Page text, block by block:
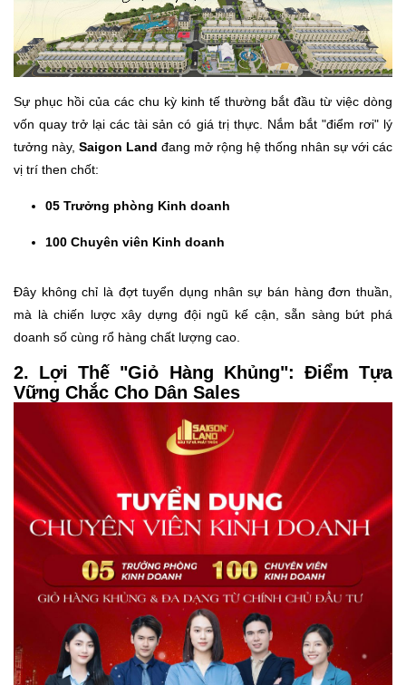
Sự phục hồi của các chu kỳ kinh tế thường bắt đầu từ việc dòng
vốn quay trở lại các tài sản có giá trị thực. Nắm bắt "điểm rơi" lý
tưởng này, Saigon Land đang mở rộng hệ thống nhân sự với các
vị trí then chốt:
05 Trưởng phòng Kinh doanh
100 Chuyên viên Kinh doanh
Đây không chỉ là đợt tuyển dụng nhân sự bán hàng đơn thuần,
mà là chiến lược xây dựng đội ngũ kế cận, sẵn sàng bứt phá
doanh số cùng rổ hàng chất lượng cao.
2. Lợi Thế "Giỏ Hàng Khủng": Điểm Tựa
Vững Chắc Cho Dân Sales